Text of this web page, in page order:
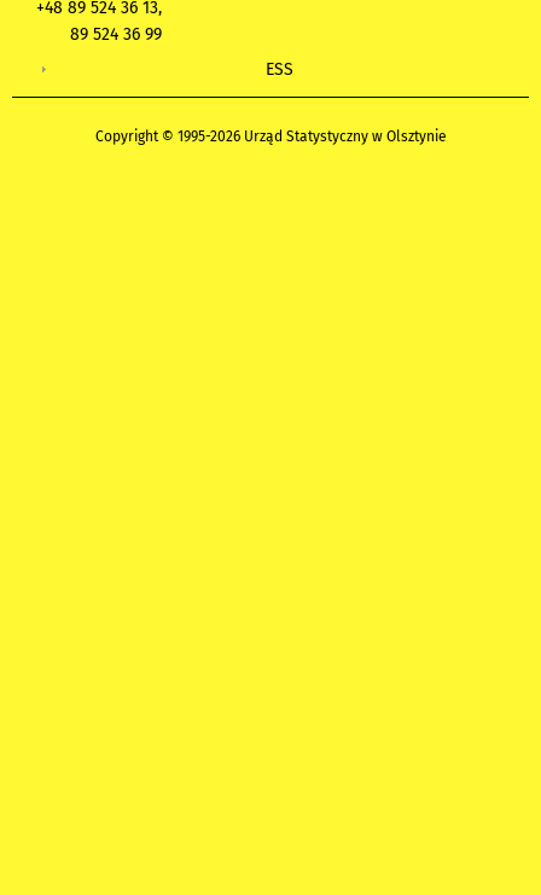
+48 89 524 36 13,
89 524 36 99
ESS
Copyright © 1995-2026 Urząd Statystyczny w Olsztynie